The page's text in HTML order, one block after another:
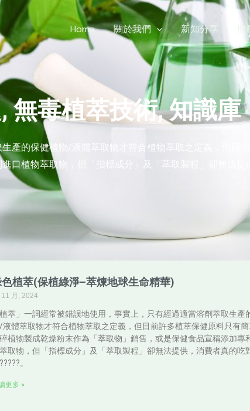
Home 關於我們 新知分享
,無毒植萃技術,知識庫
產的保健植物/液體萃取物才符合植物萃取之定義，但目
口植物萃取物，但「指標成分」及「萃取製程」卻無法提
植萃(保植綠淨–萃煉地球生命精華)
月, 2024
植萃」一詞經常被錯誤地使用，事實上，只有經過適當溶劑萃取生產
液體萃取物才符合植物萃取之定義，但目前許多植萃保健原料只有簡
植物製成乾燥粉末作為「萃取物」銷售，或是保健食品宣稱添加專
取物，但「指標成分」及「萃取製程」卻無法提供，消費者真的吃
。
更多 »